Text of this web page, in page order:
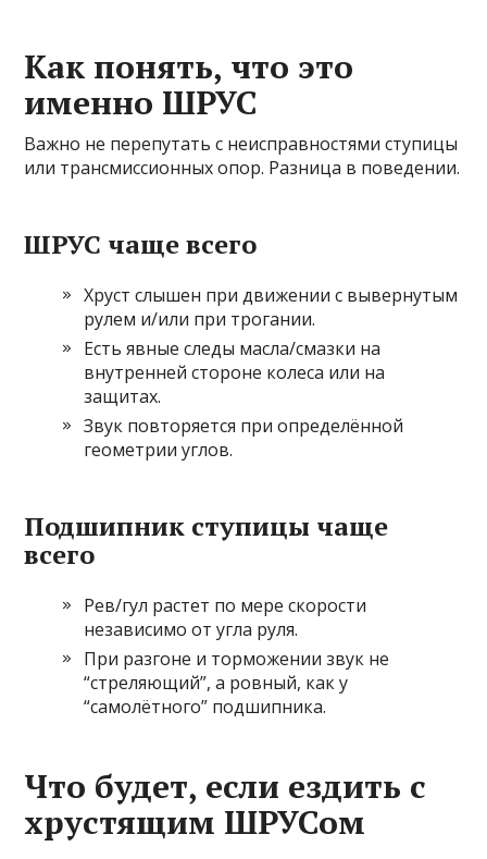
Как понять, что это
именно ШРУС
Важно не перепутать с неисправностями ступицы
или трансмиссионных опор. Разница в поведении.
ШРУС чаще всего
Хруст слышен при движении с вывернутым
рулем и/или при трогании.
Есть явные следы масла/смазки на
внутренней стороне колеса или на
защитах.
Звук повторяется при определённой
геометрии углов.
Подшипник ступицы чаще
всего
Рев/гул растет по мере скорости
независимо от угла руля.
При разгоне и торможении звук не
“стреляющий”, а ровный, как у
“самолётного” подшипника.
Что будет, если ездить с
хрустящим ШРУСом